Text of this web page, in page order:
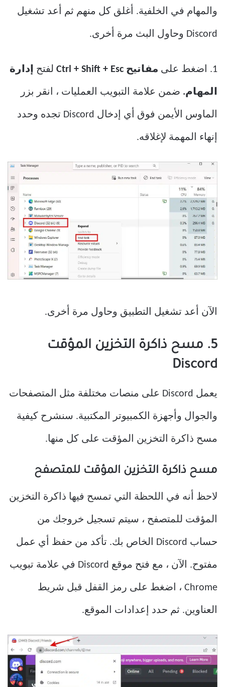
والمهام في الخلفية. أغلق كل منهم ثم أعد تشغيل
Discord وحاول البث مرة أخرى.
1. اضغط على مفاتيح Ctrl + Shift + Esc لفتح إدارة
المهام. ضمن علامة التبويب العمليات ، انقر بزر
الماوس الأيمن فوق أي إدخال Discord تجده وحدد
إنهاء المهمة لإغلاقه.
الآن أعد تشغيل التطبيق وحاول مرة أخرى.
5. مسح ذاكرة التخزين المؤقت
Discord
يعمل Discord على منصات مختلفة مثل المتصفحات
والجوال وأجهزة الكمبيوتر المكتبية. سنشرح كيفية
مسح ذاكرة التخزين المؤقت على كل منها.
مسح ذاكرة التخزين المؤقت للمتصفح
لاحظ أنه في اللحظة التي تمسح فيها ذاكرة التخزين
المؤقت للمتصفح ، سيتم تسجيل خروجك من
حساب Discord الخاص بك. تأكد من حفظ أي عمل
مفتوح. الآن ، مع فتح موقع Discord في علامة تبويب
Chrome ، اضغط على رمز القفل قبل شريط
العناوين. ثم حدد إعدادات الموقع.